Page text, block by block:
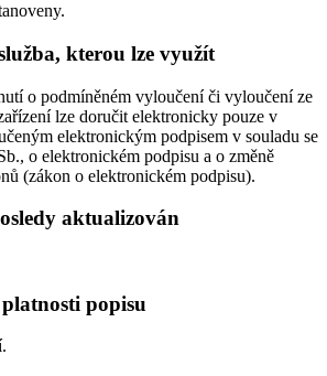
kterou lze využít
o podmíněném vyloučení či vyloučení ze
lze doručit elektronicky pouze v
elektronickým podpisem v souladu se
o elektronickém podpisu a o změně
(zákon o elektronickém podpisu).
aktualizován
popisu